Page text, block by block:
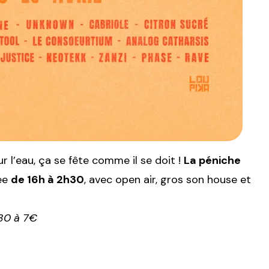
l’eau, ça se fête comme il se doit ! La péniche
de 16h à 2h30, avec open air, gros son house et
à 7€